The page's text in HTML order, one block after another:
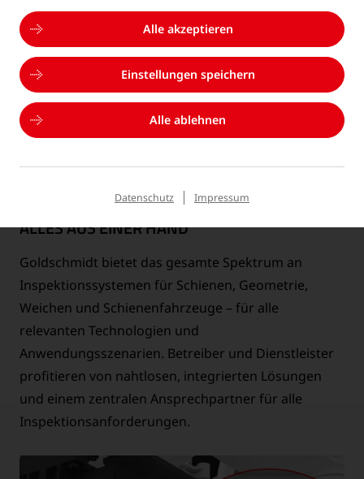
ALLES AUS EINER HAND
Goldschmidt bietet das gesamte Spektrum an
Inspektionssystemen für Schienen, Geometrie,
Weichen und Schienenfahrzeuge – für alle
relevanten Technologien und
Anwendungsszenarien. Betreiber und Dienstleister
profitieren von nahtlosen, integrierten Lösungen
und einem zentralen Ansprechpartner für alle
Inspektionsanforderungen.
Alle akzeptieren
Einstellungen speichern
Alle ablehnen
Datenschutz Impressum